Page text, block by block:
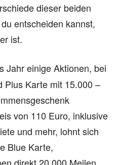
dieser beiden
entscheiden kannst,
ist.
Jahr einige Aktionen, bei
Plus Karte mit 15.000 –
von 110 Euro, inklusive
und mehr, lohnt sich
Blue Karte,
direkt 20.000 Meilen